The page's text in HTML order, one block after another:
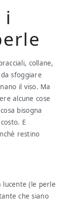
i
collane,
sfoggiare
il viso. Ma
alcune cose
bisogna
E
restino
lucente (le perle
che siano